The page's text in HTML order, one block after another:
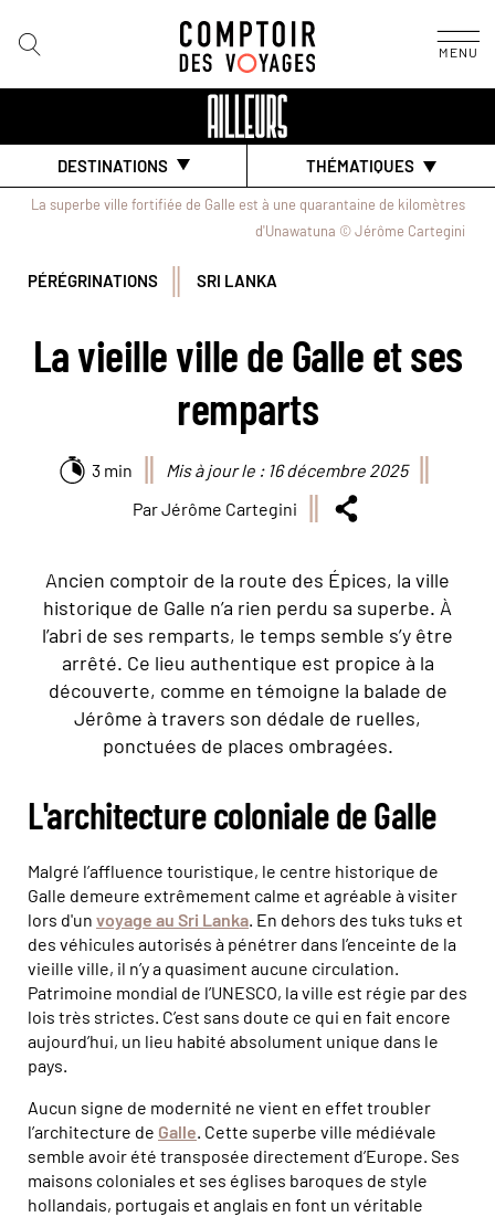
MENU
DESTINATIONS THÉMATIQUES
La superbe ville fortifiée de Galle est à une quarantaine de kilomètres
d'Unawatuna © Jérôme Cartegini
PÉRÉGRINATIONS SRI LANKA
La vieille ville de Galle et ses
remparts
3 min
Mis à jour le : 16 décembre 2025
Par Jérôme Cartegini
Ancien comptoir de la route des Épices, la ville
historique de Galle n’a rien perdu sa superbe. À
l’abri de ses remparts, le temps semble s’y être
arrêté. Ce lieu authentique est propice à la
découverte, comme en témoigne la balade de
Jérôme à travers son dédale de ruelles,
ponctuées de places ombragées.
L'architecture coloniale de Galle
Malgré l’affluence touristique, le centre historique de
Galle demeure extrêmement calme et agréable à visiter
lors d'un voyage au Sri Lanka. En dehors des tuks tuks et
des véhicules autorisés à pénétrer dans l’enceinte de la
vieille ville, il n’y a quasiment aucune circulation.
Patrimoine mondial de l’UNESCO, la ville est régie par des
lois très strictes. C’est sans doute ce qui en fait encore
aujourd’hui, un lieu habité absolument unique dans le
pays.
Aucun signe de modernité ne vient en effet troubler
l’architecture de Galle. Cette superbe ville médiévale
semble avoir été transposée directement d’Europe. Ses
maisons coloniales et ses églises baroques de style
hollandais, portugais et anglais en font un véritable